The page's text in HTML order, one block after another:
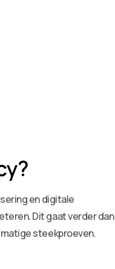
en digitale
Dit gaat verder dan
steekproeven.